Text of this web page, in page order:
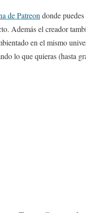
de Patreondonde
Además el creador
en el mismo
lo que quieras (hasta